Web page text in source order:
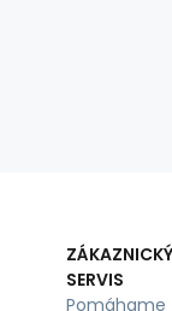
ZÁKAZNICKÝ
SERVIS
Pomáhame